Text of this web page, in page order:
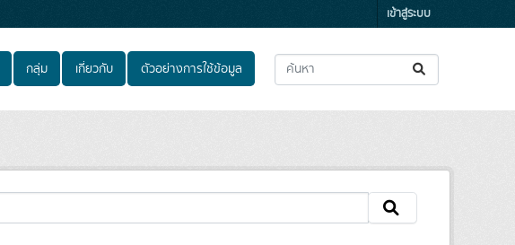
เข้าสู่ระบบ
กลุ่ม เกี่ยวกับ ตัวอย่างการใช้ข้อมูล